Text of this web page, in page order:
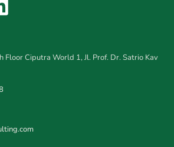
Floor Ciputra World 1, Jl. Prof. Dr. Satrio Kav